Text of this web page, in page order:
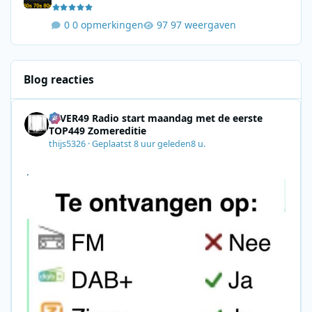
0 opmerkingen 97 weergaven
Blog reacties
4EVER49 Radio start maandag met de eerste
TOP449 Zomereditie
thijs5326 ·Geplaatst8 uur geleden8 u.
.